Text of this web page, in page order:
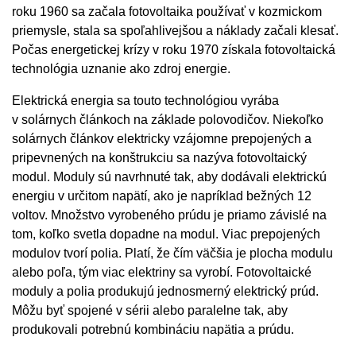
roku 1960 sa začala fotovoltaika používať v kozmickom
priemysle, stala sa spoľahlivejšou a náklady začali klesať.
Počas energetickej krízy v roku 1970 získala fotovoltaická
technológia uznanie ako zdroj energie.
Elektrická energia sa touto technológiou vyrába
v solárnych článkoch na základe polovodičov. Niekoľko
solárnych článkov elektricky vzájomne prepojených a
pripevnených na konštrukciu sa nazýva fotovoltaický
modul. Moduly sú navrhnuté tak, aby dodávali elektrickú
energiu v určitom napätí, ako je napríklad bežných 12
voltov. Množstvo vyrobeného prúdu je priamo závislé na
tom, koľko svetla dopadne na modul. Viac prepojených
modulov tvorí polia. Platí, že čím väčšia je plocha modulu
alebo poľa, tým viac elektriny sa vyrobí. Fotovoltaické
moduly a polia produkujú jednosmerný elektrický prúd.
Môžu byť spojené v sérii alebo paralelne tak, aby
produkovali potrebnú kombináciu napätia a prúdu.